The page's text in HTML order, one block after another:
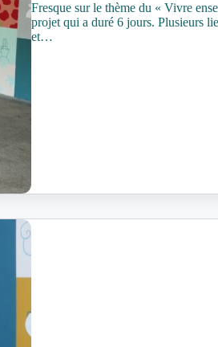
Fresque sur le thème du « Vivre
projet qui a duré 6 jours. Plusieurs
et…